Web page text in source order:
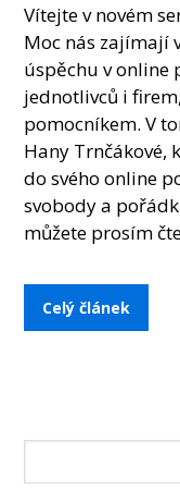
Vítejte v novém
Moc nás zajímají
úspěchu v online
jednotlivců i
pomocníkem. V
Hany Trnčákové,
do svého online
svobody a
můžete prosím
Celý článek